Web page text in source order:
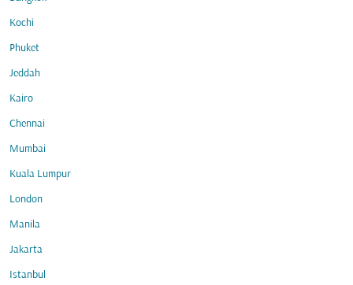
Kochi
Phuket
Jeddah
Kairo
Chennai
Mumbai
Kuala Lumpur
London
Manila
Jakarta
Istanbul